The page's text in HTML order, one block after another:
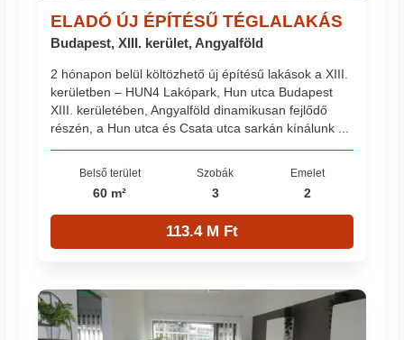
ELADÓ ÚJ ÉPÍTÉSŰ TÉGLALAKÁS
Budapest, XIII. kerület, Angyalföld
2 hónapon belül költözhető új építésű lakások a XIII.
kerületben – HUN4 Lakópark, Hun utca Budapest
XIII. kerületében, Angyalföld dinamikusan fejlődő
részén, a Hun utca és Csata utca sarkán kínálunk ...
Belső terület
60 m²
Szobák
3
Emelet
2
113.4 M Ft